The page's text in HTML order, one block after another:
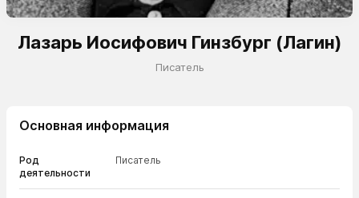
Лазарь Иосифович Гинзбург (Лагин)
Писатель
Основная информация
Род
деятельности
Писатель